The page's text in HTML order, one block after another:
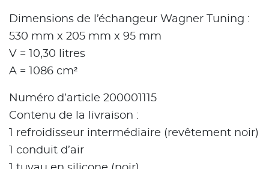
Dimensions de l’échangeur Wagner Tuning :
530 mm x 205 mm x 95 mm
V = 10,30 litres
A = 1086 cm²
Numéro d’article 200001115
Contenu de la livraison :
1 refroidisseur intermédiaire (revêtement noir)
1 conduit d’air